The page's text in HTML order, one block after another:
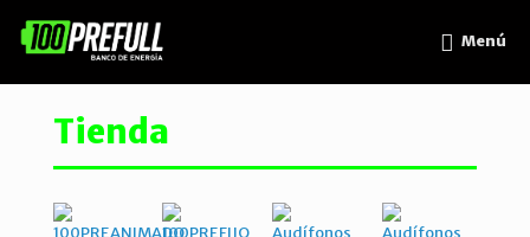
Menú
Tienda